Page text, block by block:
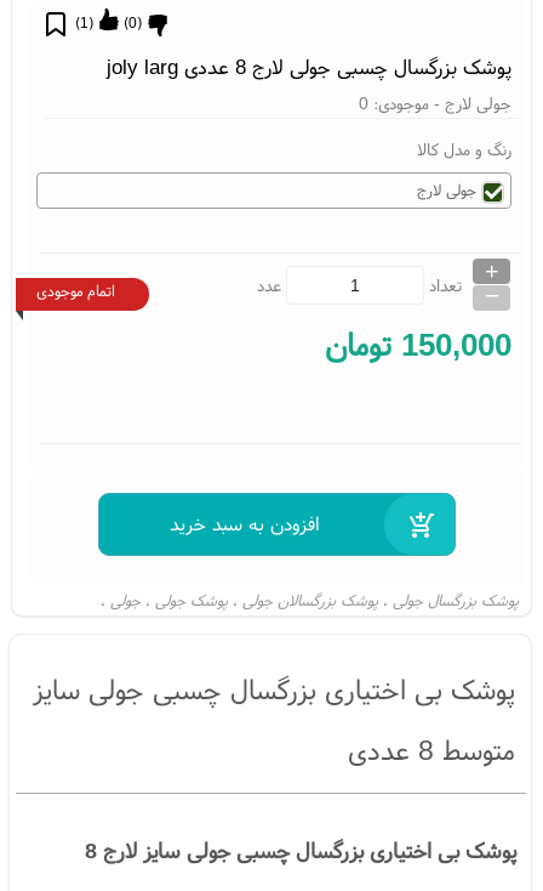
پوشک بزرگسال چسبی جولی لارج 8 عددی joly larg
(
1
) (
0
)
جولی لارج - موجودی:0
رنگ و مدل کالا
جولی لارج
تعداد
+
_ عدد اتمام موجودی
150,000 تومان
پوشک بزرگسال جولی ، پوشک بزرگسالان جولی ، پوشک جولی ، جولی ،
پوشک بی اختیاری بزرگسال چسبی جولی سایز
متوسط 8 عددی
پوشک بی اختیاری بزرگسال چسبی جولی سایز لارج 8